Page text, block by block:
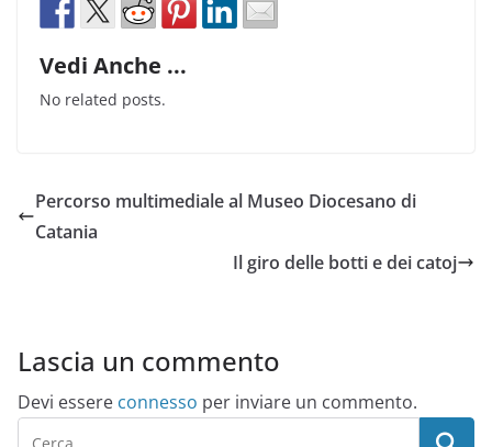
Vedi Anche ...
No related posts.
Percorso multimediale al Museo Diocesano di
Catania
Il giro delle botti e dei catoj
Lascia un commento
Devi essere connesso per inviare un commento.